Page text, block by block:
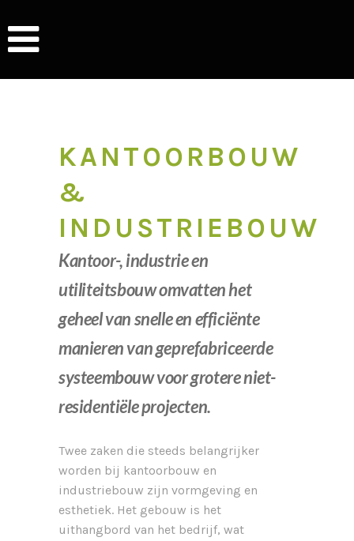
KANTOORBOUW
&
INDUSTRIEBOUW
Kantoor-, industrie en
utiliteitsbouw omvatten het
geheel van snelle en efficiënte
manieren van geprefabriceerde
systeembouw voor grotere niet-
residentiële projecten.
Twee zaken die steeds belangrijker
worden bij kantoorbouw en
industriebouw zijn vormgeving en
esthetiek. Het gebouw is het
uithangbord van het bedrijf, wat